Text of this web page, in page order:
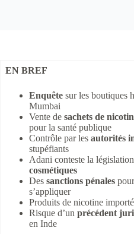
EN BREF
Enquête sur les boutiques
Mumbai
Vente de sachets de
pour la santé publique
Contrôle par les autorités
stupéfiants
Adani conteste la
cosmétiques
Des sanctions pénales
s’appliquer
Produits de nicotine
Risque d’un précédent
en Inde